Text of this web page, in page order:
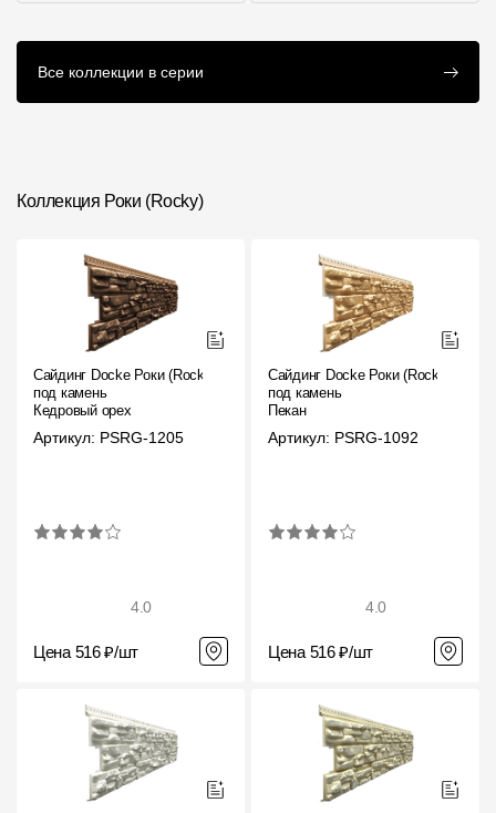
Аксессуары для
Все коллекции в серии
Коллекция Роки (Rocky)
Сайдинг Docke Роки (Rocky)
под камень
Кедровый орех
Артикул: PSRG-1205
4.0
Цена 516 ₽/шт
Сайдинг Docke Роки (Rocky)
под камень
Пекан
Артикул: PSRG-1092
4.0
Цена 516 ₽/шт